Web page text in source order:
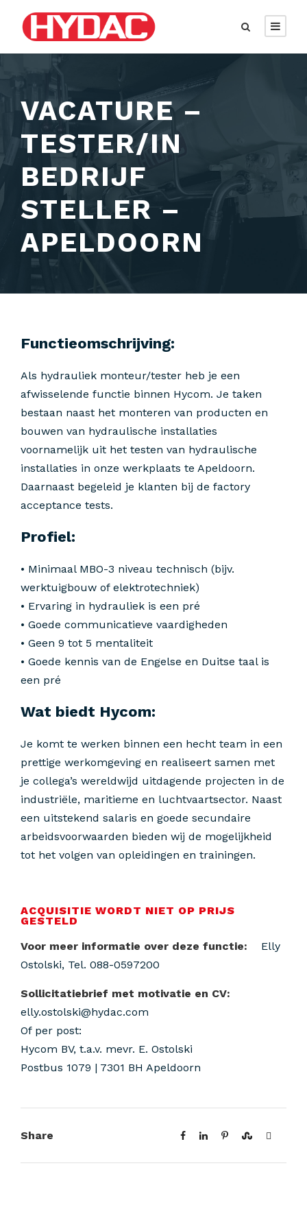
VACATURE –
TESTER/IN
BEDRIJF
STELLER –
APELDOORN
Functieomschrijving:
Als hydrauliek monteur/tester heb je een
afwisselende functie binnen Hycom. Je taken
bestaan naast het monteren van producten en
bouwen van hydraulische installaties
voornamelijk uit het testen van hydraulische
installaties in onze werkplaats te Apeldoorn.
Daarnaast begeleid je klanten bij de factory
acceptance tests.
Profiel:
• Minimaal MBO-3 niveau technisch (bijv.
werktuigbouw of elektrotechniek)
• Ervaring in hydrauliek is een pré
• Goede communicatieve vaardigheden
• Geen 9 tot 5 mentaliteit
• Goede kennis van de Engelse en Duitse taal is
een pré
Wat biedt Hycom:
Je komt te werken binnen een hecht team in een
prettige werkomgeving en realiseert samen met
je collega’s wereldwijd uitdagende projecten in de
industriële, maritieme en luchtvaartsector. Naast
een uitstekend salaris en goede secundaire
arbeidsvoorwaarden bieden wij de mogelijkheid
tot het volgen van opleidingen en trainingen.
ACQUISITIE WORDT NIET OP PRIJS
GESTELD
Voor meer informatie over deze functie:
Elly
Ostolski, Tel. 088-0597200
Sollicitatiebrief met motivatie en CV:
elly.ostolski@hydac.com
Of per post:
Hycom BV, t.a.v. mevr. E. Ostolski
Postbus 1079 | 7301 BH Apeldoorn
Share